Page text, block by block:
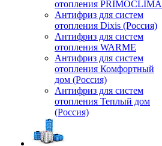
отопления PRIMOCLIMA
Антифриз для систем
отопления Dixis (Россия)
Антифриз для систем
отопления WARME
Антифриз для систем
отопления Комфортный
дом (Россия)
Антифриз для систем
отопления Теплый дом
(Россия)